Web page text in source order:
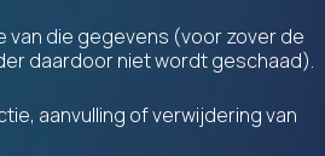
van die gegevens (voor zover de
daardoor niet wordt geschaad).
aanvulling of verwijdering van